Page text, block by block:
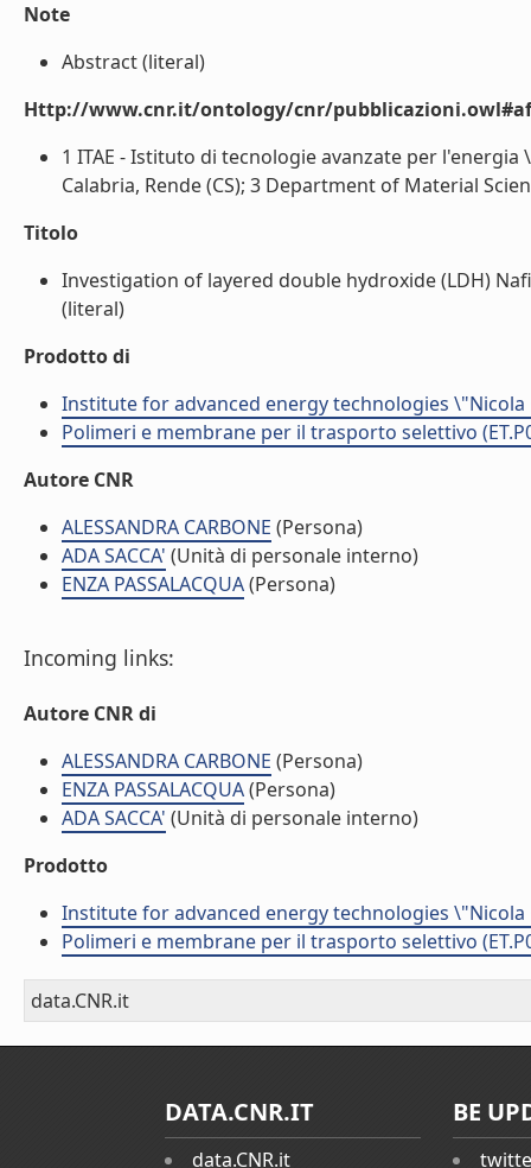
Note
Abstract (literal)
Http://www.cnr.it/ontology/cnr/
1 ITAE - Istituto di tecnologie avanzate per
Calabria, Rende (CS); 3 Department of Material
Titolo
Investigation of layered double hydroxide (LDH)
(literal)
Prodotto di
Institute for advanced energy technologies \"Nicola
Polimeri e membrane per il trasporto selettivo
Autore CNR
ALESSANDRA CARBONE (Persona)
ADA SACCA' (Unità di personale interno)
ENZA PASSALACQUA(Persona)
Incoming links:
Autore CNR di
ALESSANDRA CARBONE (Persona)
ENZA PASSALACQUA(Persona)
ADA SACCA' (Unità di personale interno)
Prodotto
Institute for advanced energy technologies \"Nicola
Polimeri e membrane per il trasporto selettivo
data.CNR.it
DATA.CNR.IT
data.CNR.it
BE